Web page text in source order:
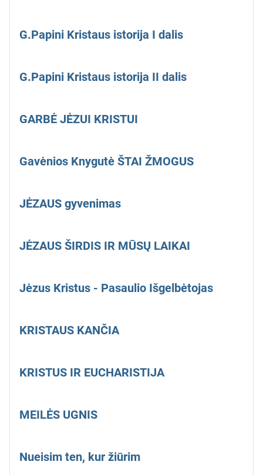
G.Papini Kristaus istorija I dalis
G.Papini Kristaus istorija II dalis
GARBĖ JĖZUI KRISTUI
Gavėnios Knygutė ŠTAI ŽMOGUS
JĖZAUS gyvenimas
JĖZAUS ŠIRDIS IR MŪSŲ LAIKAI
Jėzus Kristus - Pasaulio Išgelbėtojas
KRISTAUS KANČIA
KRISTUS IR EUCHARISTIJA
MEILĖS UGNIS
Nueisim ten, kur žiūrim